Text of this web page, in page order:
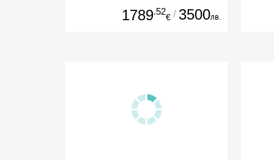
1789.52
€ / 3500лв.